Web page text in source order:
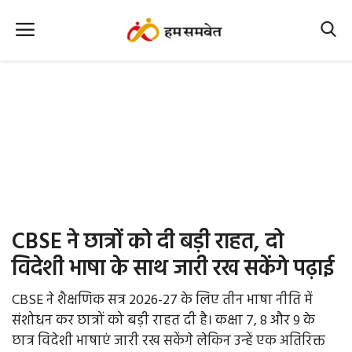
Office Office
Farm & Food
CBSE ने छात्रों को दी बड़ी राहत, दो
विदेशी भाषा के साथ जारी रख सकेंगे पढ़ाई
CBSE ने शैक्षणिक सत्र 2026-27 के लिए तीन भाषा नीति में
संशोधन कर छात्रों को बड़ी राहत दी है। कक्षा 7, 8 और 9 के
छात्र विदेशी भाषाएं जारी रख सकेंगे लेकिन उन्हें एक अतिरिक्त